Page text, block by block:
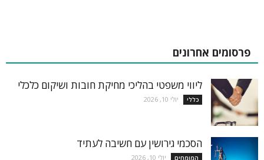
פרסומים אחרונים
ליווי משפטי בהליכי מחיקת חובות ושיקום כלכלי
כללי יולי 10, 2026
הסכמי גירושין עם חשיבה לעתיד
המומחים יולי 10, 2026